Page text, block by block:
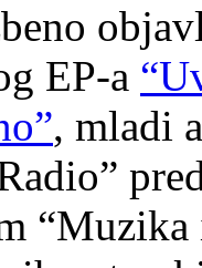
EP-a
, mladi